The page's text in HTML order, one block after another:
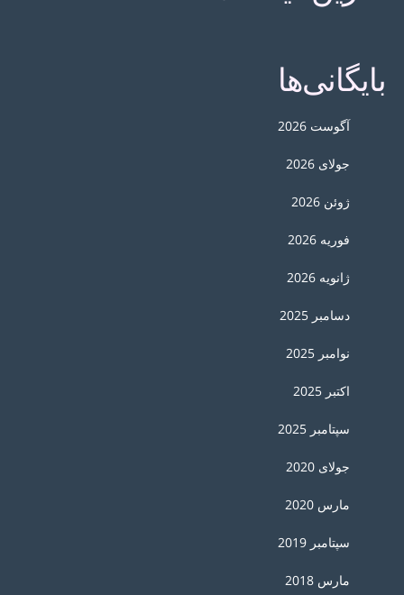
بایگانی‌ها
آگوست 2026
جولای 2026
ژوئن 2026
فوریه 2026
ژانویه 2026
دسامبر 2025
نوامبر 2025
اکتبر 2025
سپتامبر 2025
جولای 2020
مارس 2020
سپتامبر 2019
مارس 2018